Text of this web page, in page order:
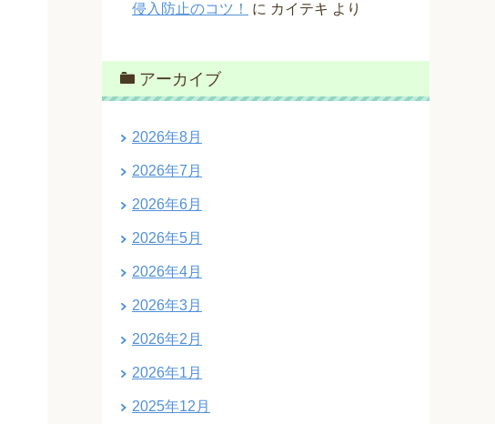
侵入防止のコツ！
に カイテキ より
アーカイブ
2026年8月
2026年7月
2026年6月
2026年5月
2026年4月
2026年3月
2026年2月
2026年1月
2025年12月